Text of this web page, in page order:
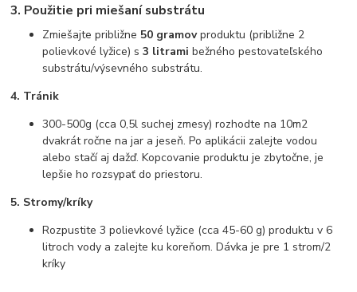
3. Použitie pri miešaní substrátu
Zmiešajte približne 50 gramovproduktu (približne 2
polievkové lyžice) s3 litrami bežného pestovateľského
substrátu/výsevného substrátu.
4. Tránik
300-500g (cca 0,5l suchej zmesy) rozhodte na 10m2
dvakrát ročne na jar a jeseň. Po aplikácii zalejte vodou
alebo stačí aj dažď. Kopcovanie produktu je zbytočne, je
lepšie ho rozsypať do priestoru.
5. Stromy/kríky
Rozpustite 3 polievkové lyžice (cca 45-60 g) produktu v 6
litroch vody a zalejte ku koreňom. Dávka je pre 1 strom/2
kríky